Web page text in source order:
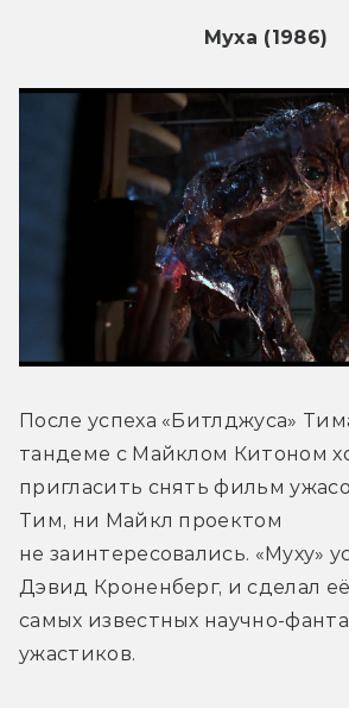
Муха (1986)
После успеха «Битлджуса»
тандеме с Майклом Китоном
пригласить снять фильм
Тим, ни Майкл проектом
не заинтересовались. «Муху»
Дэвид Кроненберг, и сделал
самых известных научно-
ужастиков.